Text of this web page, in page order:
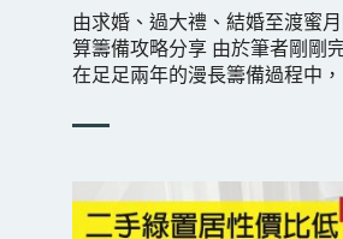
由求婚、過大禮、結婚至渡蜜
算籌備攻略分享 由於筆者剛剛
在足足兩年的漫長籌備過程中